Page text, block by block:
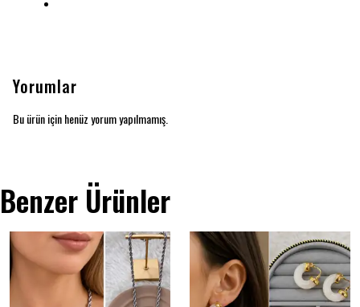
Yorumlar
Bu ürün için henüz yorum yapılmamış.
Benzer Ürünler